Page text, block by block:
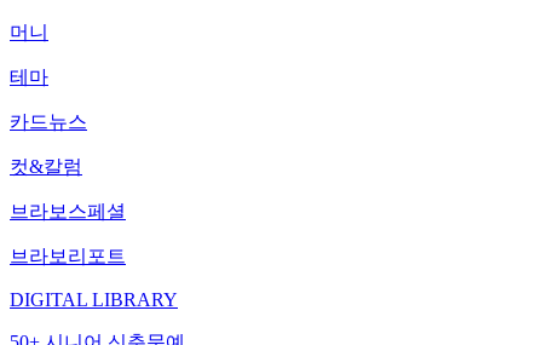
머니
테마
카드뉴스
컷&칼럼
브라보스페셜
브라보리포트
DIGITAL LIBRARY